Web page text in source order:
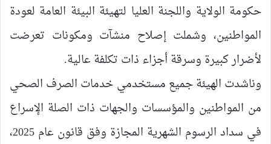
حكومة الولاية واللجنة العليا لتهيئة البيئة العامة لعودة
المواطنين، وشملت إصلاح منشآت ومكونات تعرضت
لأضرار كبيرة وسرقة أجزاء ذات تكلفة عالية.
وناشدت الهيئة جميع مستخدمي خدمات الصرف الصحي
من المواطنين والمؤسسات والجهات ذات الصلة الإسراع
في سداد الرسوم الشهرية المجازة وفق قانون عام 2025،